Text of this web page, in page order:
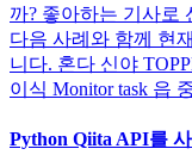
까? 좋아하는 기사로
다음 사례와 함께 현
니다. 혼다 신야
이식 Monitor task 읍
Python Qiita API를